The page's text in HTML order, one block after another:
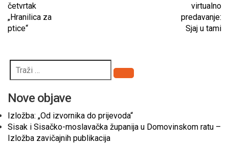
četvrtak
„Hranilica za
ptice“
virtualno
predavanje:
Sjaj u tami
Pretraži
Nove objave
Izložba: „Od izvornika do prijevoda“
Sisak i Sisačko-moslavačka županija u Domovinskom ratu –
Izložba zavičajnih publikacija